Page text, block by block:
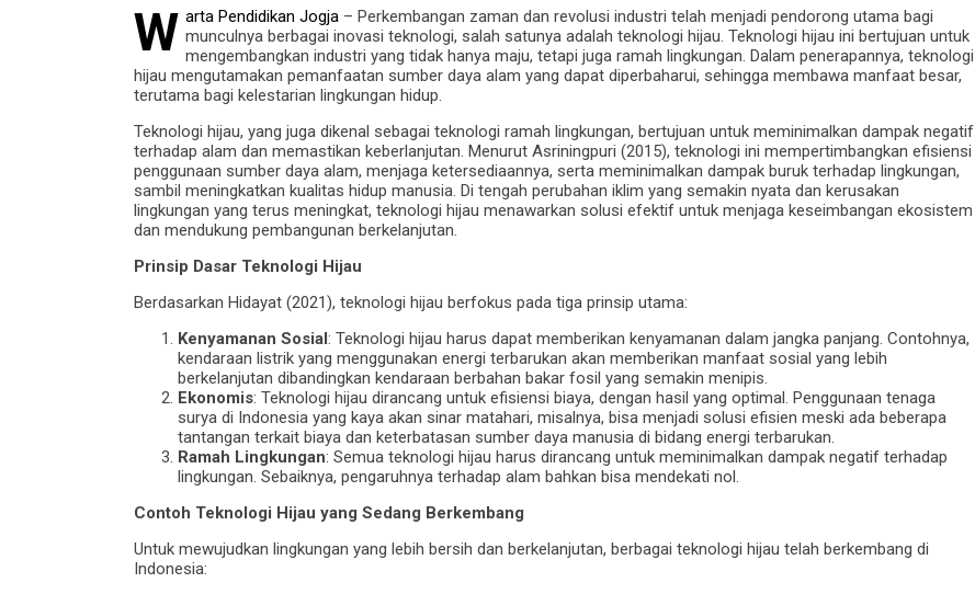
W arta Pendidikan Jogja – Perkembangan zaman dan revolusi industri telah menjadi pendorong utama bagi
munculnya berbagai inovasi teknologi, salah satunya adalah teknologi hijau. Teknologi hijau ini bertujuan untuk
mengembangkan industri yang tidak hanya maju, tetapi juga ramah lingkungan. Dalam penerapannya, teknologi
hijau mengutamakan pemanfaatan sumber daya alam yang dapat diperbaharui, sehingga membawa manfaat besar,
terutama bagi kelestarian lingkungan hidup.
Teknologi hijau, yang juga dikenal sebagai teknologi ramah lingkungan, bertujuan untuk meminimalkan dampak negatif
terhadap alam dan memastikan keberlanjutan. Menurut Asriningpuri (2015), teknologi ini mempertimbangkan efisiensi
penggunaan sumber daya alam, menjaga ketersediaannya, serta meminimalkan dampak buruk terhadap lingkungan,
sambil meningkatkan kualitas hidup manusia. Di tengah perubahan iklim yang semakin nyata dan kerusakan
lingkungan yang terus meningkat, teknologi hijau menawarkan solusi efektif untuk menjaga keseimbangan ekosistem
dan mendukung pembangunan berkelanjutan.
Prinsip Dasar Teknologi Hijau
Berdasarkan Hidayat (2021), teknologi hijau berfokus pada tiga prinsip utama:
Kenyamanan Sosial : Teknologi hijau harus dapat memberikan kenyamanan dalam jangka panjang. Contohnya,
kendaraan listrik yang menggunakan energi terbarukan akan memberikan manfaat sosial yang lebih
berkelanjutan dibandingkan kendaraan berbahan bakar fosil yang semakin menipis.
Ekonomis: Teknologi hijau dirancang untuk efisiensi biaya, dengan hasil yang optimal. Penggunaan tenaga
surya di Indonesia yang kaya akan sinar matahari, misalnya, bisa menjadi solusi efisien meski ada beberapa
tantangan terkait biaya dan keterbatasan sumber daya manusia di bidang energi terbarukan.
Ramah Lingkungan: Semua teknologi hijau harus dirancang untuk meminimalkan dampak negatif terhadap
lingkungan. Sebaiknya, pengaruhnya terhadap alam bahkan bisa mendekati nol.
Contoh Teknologi Hijau yang Sedang Berkembang
Untuk mewujudkan lingkungan yang lebih bersih dan berkelanjutan, berbagai teknologi hijau telah berkembang di
Indonesia: